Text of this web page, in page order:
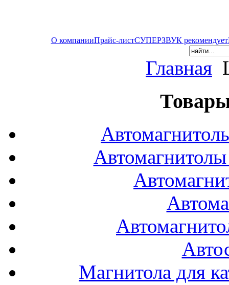
О компанииПрайс-листСУПЕРЗВУК рекомендует
Главная
Магнитола для